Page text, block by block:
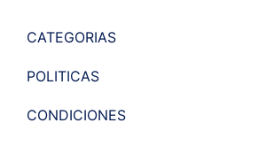
CATEGORIAS
POLITICAS
CONDICIONES